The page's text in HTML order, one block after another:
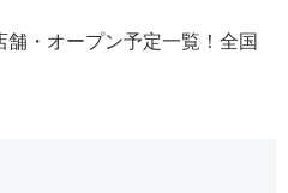
舗・オープン予定一覧！全国